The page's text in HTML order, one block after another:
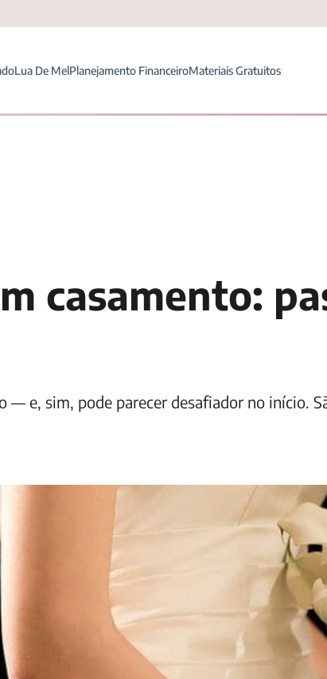
Lua De MelPlanejamento FinanceiroMateriais Gratuitos
casamento:
— e, sim, pode parecer desafiador no início.